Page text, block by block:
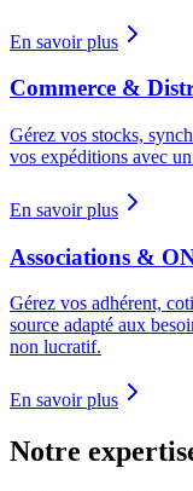
En savoir plus
Commerce &
Gérez vos stocks,
vos expéditions avec
En savoir plus
Associations &
Gérez vos adhérent,
source adapté aux
non lucratif.
En savoir plus
Notre